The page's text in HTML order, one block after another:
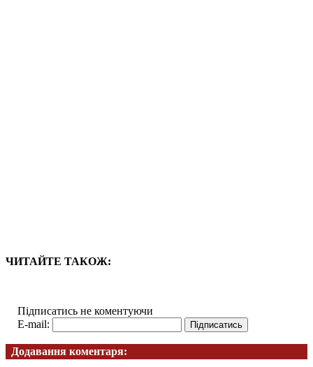
ЧИТАЙТЕ ТАКОЖ:
Підписатись не коментуючи
E-mail:
Додавання коментаря: